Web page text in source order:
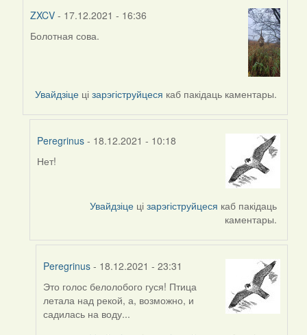
ZXCV - 17.12.2021 - 16:36
In
Peregrinus
Болотная сова.
Увайдзіце цізарэгіструйцеся каб пакідаць каментары.
Peregrinus- 18.12.2021 - 10:18
In
Нет!
Увайдзіце цізарэгіструйцеся каб пакідаць
каментары.
Peregrinus - 18.12.2021 - 23:31
In
reply
to
Это голос белолобого гуся! Птица
летала над рекой, а, возможно, и
садилась на воду...